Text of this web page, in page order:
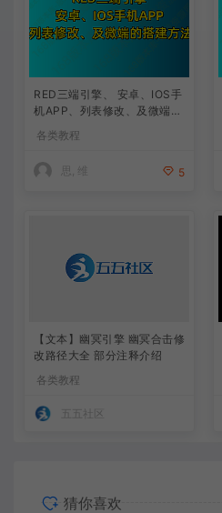
RED三端引擎、 安卓、IOS手
机APP、列表修改、及微端的
各类教程
思, 维 5
【文本】幽冥引擎 幽冥合击修
改路径大全 部分注释介绍
各类教程
五五社区
猜你喜欢